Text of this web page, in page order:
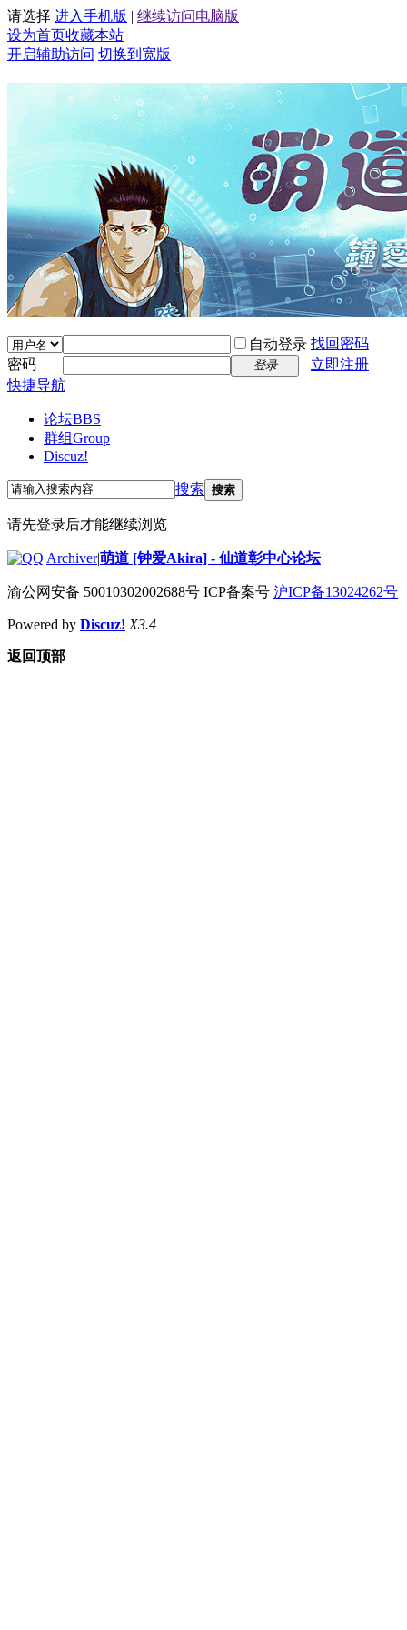
请选择 进入手机版 | 继续访问电脑版
设为首页收藏本站
开启辅助访问 切换到宽版
自动登录 找回密码
密码
登录
立即注册
快捷导航
论坛BBS
群组Group
Discuz!
搜索 搜索
请先登录后才能继续浏览
|Archiver|萌道 [钟爱Akira] - 仙道彰中心论坛
渝公网安备 50010302002688号 ICP备案号 沪ICP备13024262号
Powered by Discuz! X3.4
返回顶部